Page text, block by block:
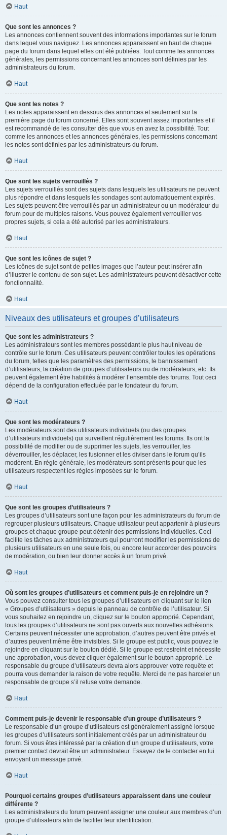
Haut
Que sont les annonces ?
Les annonces contiennent souvent des informations importantes sur le forum
dans lequel vous naviguez. Les annonces apparaissent en haut de chaque
page du forum dans lequel elles ont été publiées. Tout comme les annonces
générales, les permissions concernant les annonces sont définies par les
administrateurs du forum.
Haut
Que sont les notes ?
Les notes apparaissent en dessous des annonces et seulement sur la
première page du forum concerné. Elles sont souvent assez importantes et il
est recommandé de les consulter dès que vous en avez la possibilité. Tout
comme les annonces et les annonces générales, les permissions concernant
les notes sont définies par les administrateurs du forum.
Haut
Que sont les sujets verrouillés ?
Les sujets verrouillés sont des sujets dans lesquels les utilisateurs ne peuvent
plus répondre et dans lesquels les sondages sont automatiquement expirés.
Les sujets peuvent être verrouillés par un administrateur ou un modérateur du
forum pour de multiples raisons. Vous pouvez également verrouiller vos
propres sujets, si cela a été autorisé par les administrateurs.
Haut
Que sont les icônes de sujet ?
Les icônes de sujet sont de petites images que l’auteur peut insérer afin
d’illustrer le contenu de son sujet. Les administrateurs peuvent désactiver cette
fonctionnalité.
Haut
Niveaux des utilisateurs et groupes d’utilisateurs
Que sont les administrateurs ?
Les administrateurs sont les membres possédant le plus haut niveau de
contrôle sur le forum. Ces utilisateurs peuvent contrôler toutes les opérations
du forum, telles que les paramètres des permissions, le bannissement
d’utilisateurs, la création de groupes d’utilisateurs ou de modérateurs, etc. Ils
peuvent également être habilités à modérer l’ensemble des forums. Tout ceci
dépend de la configuration effectuée par le fondateur du forum.
Haut
Que sont les modérateurs ?
Les modérateurs sont des utilisateurs individuels (ou des groupes
d’utilisateurs individuels) qui surveillent régulièrement les forums. Ils ont la
possibilité de modifier ou de supprimer les sujets, les verrouiller, les
déverrouiller, les déplacer, les fusionner et les diviser dans le forum qu’ils
modèrent. En règle générale, les modérateurs sont présents pour que les
utilisateurs respectent les règles imposées sur le forum.
Haut
Que sont les groupes d’utilisateurs ?
Les groupes d’utilisateurs sont une façon pour les administrateurs du forum de
regrouper plusieurs utilisateurs. Chaque utilisateur peut appartenir à plusieurs
groupes et chaque groupe peut détenir des permissions individuelles. Ceci
facilite les tâches aux administrateurs qui pourront modifier les permissions de
plusieurs utilisateurs en une seule fois, ou encore leur accorder des pouvoirs
de modération, ou bien leur donner accès à un forum privé.
Haut
Où sont les groupes d’utilisateurs et comment puis-je en rejoindre un ?
Vous pouvez consulter tous les groupes d’utilisateurs en cliquant sur le lien
« Groupes d’utilisateurs » depuis le panneau de contrôle de l’utilisateur. Si
vous souhaitez en rejoindre un, cliquez sur le bouton approprié. Cependant,
tous les groupes d’utilisateurs ne sont pas ouverts aux nouvelles adhésions.
Certains peuvent nécessiter une approbation, d’autres peuvent être privés et
d’autres peuvent même être invisibles. Si le groupe est public, vous pouvez le
rejoindre en cliquant sur le bouton dédié. Si le groupe est restreint et nécessite
une approbation, vous devez cliquer également sur le bouton approprié. Le
responsable du groupe d’utilisateurs devra alors approuver votre requête et
pourra vous demander la raison de votre requête. Merci de ne pas harceler un
responsable de groupe s’il refuse votre demande.
Haut
Comment puis-je devenir le responsable d’un groupe d’utilisateurs ?
Le responsable d’un groupe d’utilisateurs est généralement assigné lorsque
les groupes d’utilisateurs sont initialement créés par un administrateur du
forum. Si vous êtes intéressé par la création d’un groupe d’utilisateurs, votre
premier contact devrait être un administrateur. Essayez de le contacter en lui
envoyant un message privé.
Haut
Pourquoi certains groupes d’utilisateurs apparaissent dans une couleur
différente ?
Les administrateurs du forum peuvent assigner une couleur aux membres d’un
groupe d’utilisateurs afin de faciliter leur identification.